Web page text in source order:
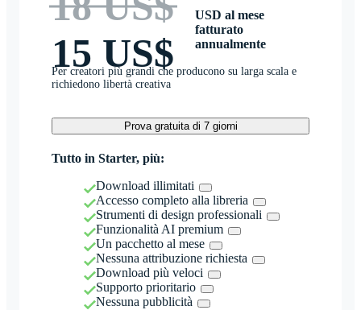
15 US$
USD al mese
fatturato
annualmente
Per creatori più grandi che producono su larga scala e
richiedono libertà creativa
Prova gratuita di 7 giorni
Tutto in Starter, più:
Download illimitati
Accesso completo alla libreria
Strumenti di design professionali
Funzionalità AI premium
Un pacchetto al mese
Nessuna attribuzione richiesta
Download più veloci
Supporto prioritario
Nessuna pubblicità